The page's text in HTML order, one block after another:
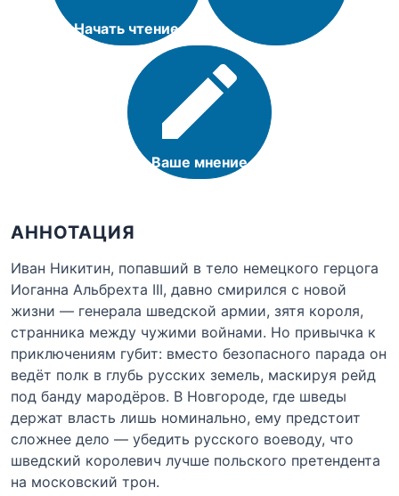
Начать чтение
Ваше мнение
АННОТАЦИЯ
Иван Никитин, попавший в тело немецкого герцога
Иоганна Альбрехта III, давно смирился с новой
жизни — генерала шведской армии, зятя короля,
странника между чужими войнами. Но привычка к
приключениям губит: вместо безопасного парада он
ведёт полк в глубь русских земель, маскируя рейд
под банду мародёров. В Новгороде, где шведы
держат власть лишь номинально, ему предстоит
сложнее дело — убедить русского воеводу, что
шведский королевич лучше польского претендента
на московский трон.